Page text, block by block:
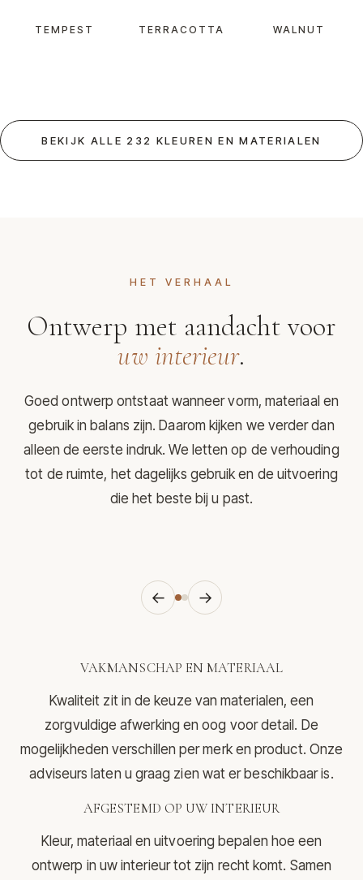
TEMPEST TERRACOTTA WALNUT
BEKIJK ALLE 232 KLEUREN EN MATERIALEN
HET VERHAAL
Ontwerp met aandacht voor
uw interieur.
Goed ontwerp ontstaat wanneer vorm, materiaal en
gebruik in balans zijn. Daarom kijken we verder dan
alleen de eerste indruk. We letten op de verhouding
tot de ruimte, het dagelijks gebruik en de uitvoering
die het beste bij u past.
← →
VAKMANSCHAP EN MATERIAAL
Kwaliteit zit in de keuze van materialen, een
zorgvuldige afwerking en oog voor detail. De
mogelijkheden verschillen per merk en product. Onze
adviseurs laten u graag zien wat er beschikbaar is.
AFGESTEMD OP UW INTERIEUR
Kleur, materiaal en uitvoering bepalen hoe een
ontwerp in uw interieur tot zijn recht komt. Samen